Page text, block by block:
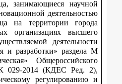
занимающиеся научной
деятельностью
на территории города
организациях высшего
деятельности
и разработки» раздела M
Общероссийского
029-2014 (КДЕС Ред. 2),
регулированию и